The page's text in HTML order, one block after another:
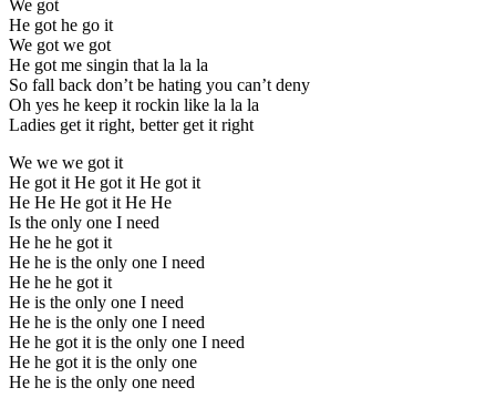
We got
He got he go it
We got we got
He got me singin that la la la
So fall back don’t be hating you can’t deny
Oh yes he keep it rockin like la la la
Ladies get it right, better get it right
We we we got it
He got it He got it He got it
He He He got it He He
Is the only one I need
He he he got it
He he is the only one I need
He he he got it
He is the only one I need
He he is the only one I need
He he got it is the only one I need
He he got it is the only one
He he is the only one need